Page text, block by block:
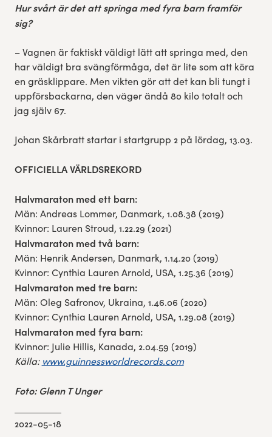
Hur svårt är det att springa med fyra barn framför
sig?
– Vagnen är faktiskt väldigt lätt att springa med, den
har väldigt bra svängförmåga, det är lite som att köra
en gräsklippare. Men vikten gör att det kan bli tungt i
uppförsbackarna, den väger ändå 80 kilo totalt och
jag själv 67.
Johan Skårbratt startar i startgrupp 2 på lördag, 13.03.
OFFICIELLA VÄRLDSREKORD
Halvmaraton med ett barn:
Män: Andreas Lommer, Danmark, 1.08.38 (2019)
Kvinnor: Lauren Stroud, 1.22.29 (2021)
Halvmaraton med två barn:
Män: Henrik Andersen, Danmark, 1.14.20 (2019)
Kvinnor: Cynthia Lauren Arnold, USA, 1.25.36 (2019)
Halvmaraton med tre barn:
Män: Oleg Safronov, Ukraina, 1.46.06 (2020)
Kvinnor: Cynthia Lauren Arnold, USA, 1.29.08 (2019)
Halvmaraton med fyra barn:
Kvinnor: Julie Hillis, Kanada, 2.04.59 (2019)
Källa: www.guinnessworldrecords.com
Foto: Glenn T Unger
2022-05-18